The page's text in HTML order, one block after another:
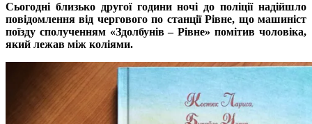
Сьогодні близько другої години ночі до поліції надійшло
повідомлення від чергового по станції Рівне, що машиніст
поїзду сполученням «Здолбунів – Рівне» помітив чоловіка,
який лежав між коліями.